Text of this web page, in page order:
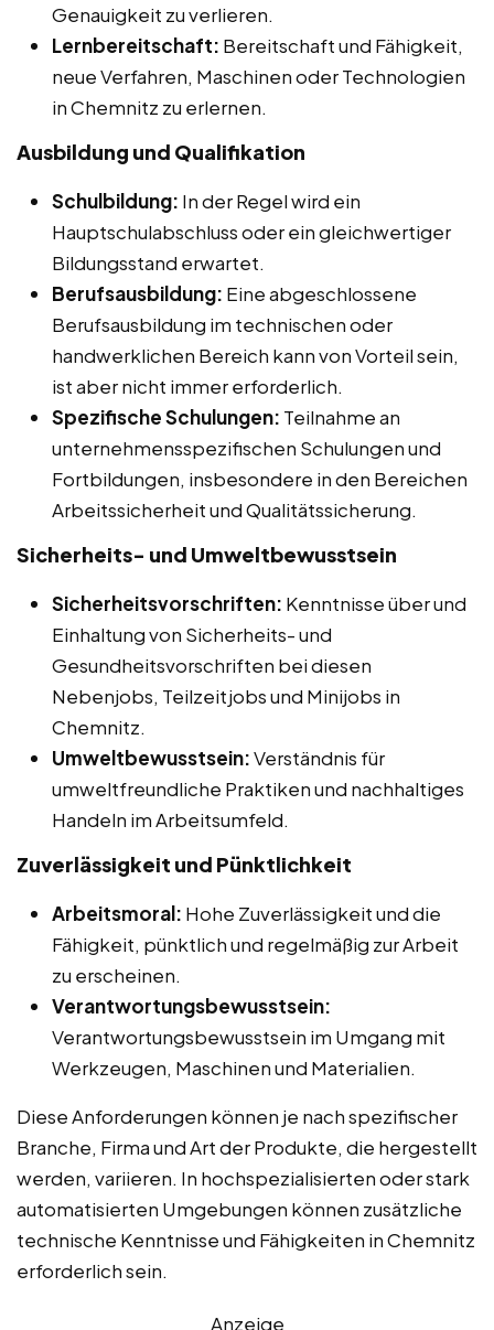
Genauigkeit zu verlieren.
Lernbereitschaft: Bereitschaft und Fähigkeit,
neue Verfahren, Maschinen oder Technologien
in Chemnitz zu erlernen.
Ausbildung und Qualifikation
Schulbildung: In der Regel wird ein
Hauptschulabschluss oder ein gleichwertiger
Bildungsstand erwartet.
Berufsausbildung: Eine abgeschlossene
Berufsausbildung im technischen oder
handwerklichen Bereich kann von Vorteil sein,
ist aber nicht immer erforderlich.
Spezifische Schulungen: Teilnahme an
unternehmensspezifischen Schulungen und
Fortbildungen, insbesondere in den Bereichen
Arbeitssicherheit und Qualitätssicherung.
Sicherheits- und Umweltbewusstsein
Sicherheitsvorschriften: Kenntnisse über und
Einhaltung von Sicherheits- und
Gesundheitsvorschriften bei diesen
Nebenjobs, Teilzeitjobs und Minijobs in
Chemnitz.
Umweltbewusstsein:Verständnis für
umweltfreundliche Praktiken und nachhaltiges
Handeln im Arbeitsumfeld.
Zuverlässigkeit und Pünktlichkeit
Arbeitsmoral: Hohe Zuverlässigkeit und die
Fähigkeit, pünktlich und regelmäßig zur Arbeit
zu erscheinen.
Verantwortungsbewusstsein:
Verantwortungsbewusstsein im Umgang mit
Werkzeugen, Maschinen und Materialien.
Diese Anforderungen können je nach spezifischer
Branche, Firma und Art der Produkte, die hergestellt
werden, variieren. In hochspezialisierten oder stark
automatisierten Umgebungen können zusätzliche
technische Kenntnisse und Fähigkeiten in Chemnitz
erforderlich sein.
Anzeige